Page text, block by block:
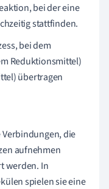
bei der eine
stattfinden.
bei dem
Reduktionsmittel)
übertragen
die
aufnehmen
werden. In
spielen sie eine